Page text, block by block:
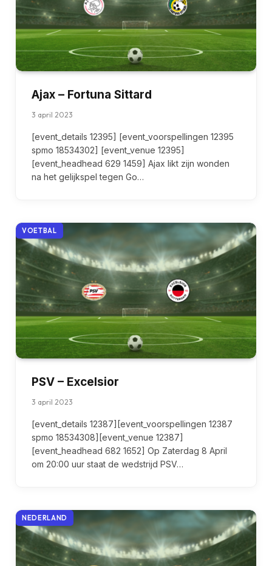
Ajax – Fortuna Sittard
3 april 2023
[event_details 12395] [event_voorspellingen 12395
spmo 18534302] [event_venue 12395]
[event_headhead 629 1459] Ajax likt zijn wonden
na het gelijkspel tegen Go…
VOETBAL
PSV – Excelsior
3 april 2023
[event_details 12387][event_voorspellingen 12387
spmo 18534308][event_venue 12387]
[event_headhead 682 1652] Op Zaterdag 8 April
om 20:00 uur staat de wedstrijd PSV…
NEDERLAND